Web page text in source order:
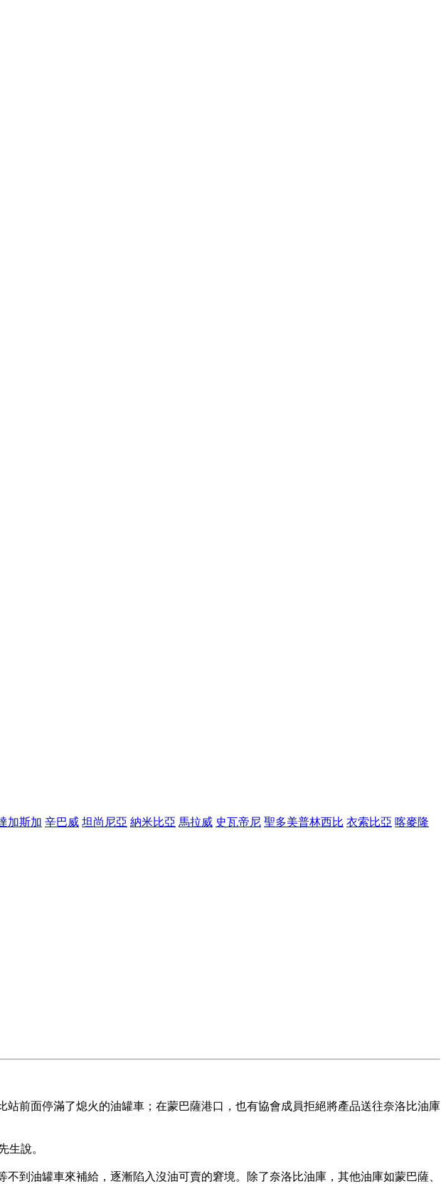
加斯加 辛巴威 坦尚尼亞 納米比亞 馬拉威 史瓦帝尼 聖多美普林西比 衣索比亞 喀麥隆
前面停滿了熄火的油罐車；在蒙巴薩港口，也有協會成員拒絕將產品送往奈洛比油庫
生說。
到油罐車來補給，逐漸陷入沒油可賣的窘境。除了奈洛比油庫，其他油庫如蒙巴薩、